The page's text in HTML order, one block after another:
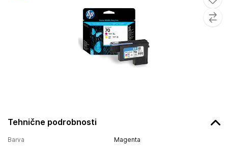
Tehnične podrobnosti
Barva
Magenta